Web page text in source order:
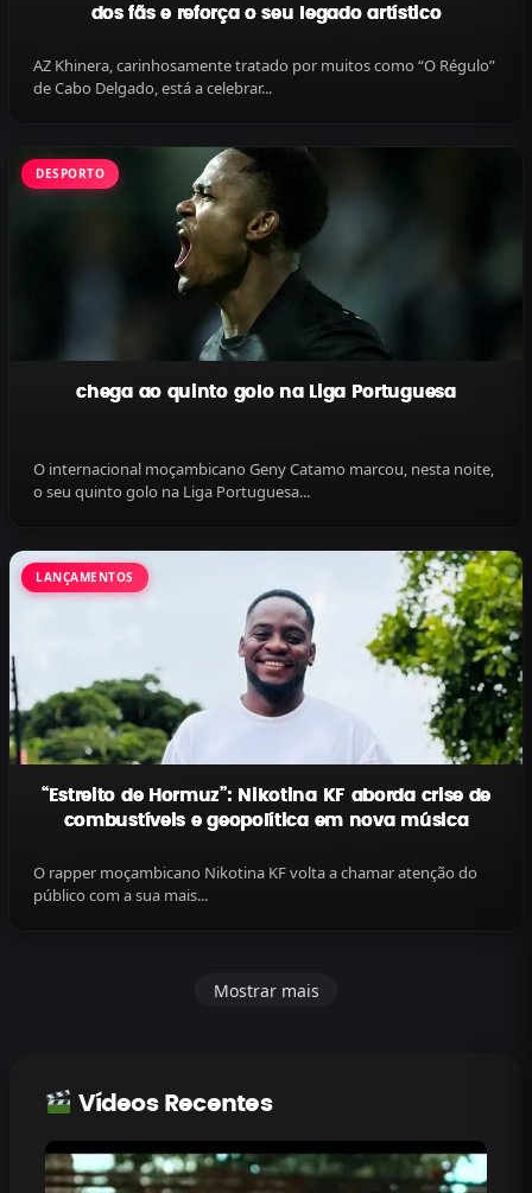
dos fãs e reforça o seu legado artístico
AZ Khinera, carinhosamente tratado por muitos como “O Régulo”
de Cabo Delgado, está a celebrar...
DESPORTO
chega ao quinto golo na Liga Portuguesa
O internacional moçambicano Geny Catamo marcou, nesta noite,
o seu quinto golo na Liga Portuguesa...
LANÇAMENTOS
“Estreito de Hormuz”: Nikotina KF aborda crise de
combustíveis e geopolítica em nova música
O rapper moçambicano Nikotina KF volta a chamar atenção do
público com a sua mais...
Mostrar mais
Vídeos Recentes